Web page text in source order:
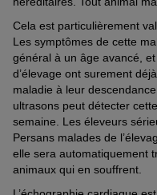
Cela est particulièrement
Les symptômes de cette
général à un âge avancé,
d’élevage ont surement
maladie à leur
ultrasons peut détecter
semaine. Les éleveurs
Persans malades de
elle sera automatiquement
animaux qui en souffrent.